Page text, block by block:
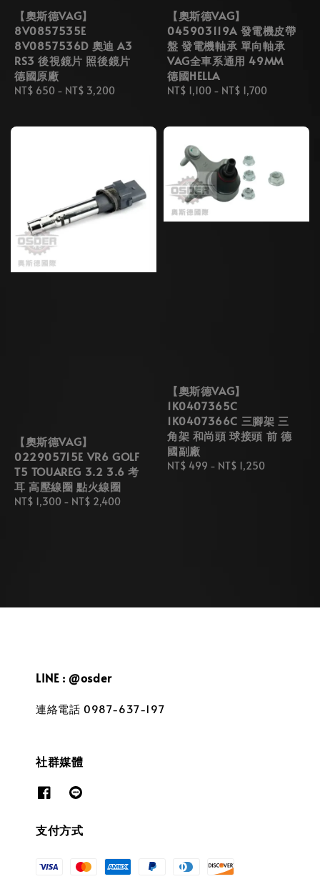
【奧斯德VAG】
8V0857535E
8V0857536D 奧迪 A3
RS3 後視鏡片 照後鏡片
德國原廠
Regular
NT$ 650 - NT$ 3,200
【奧斯德VAG】
045903119A 發電機皮帶
盤 發電機軸承 單向軸承
VAG全車系通用 49MM
德國HELLA
Regular
NT$ 1,100 - NT$ 1,700
【奧斯德VAG】
022905715E VR6 GOLF
T5 TOUAREG 3.2 3.6 考
耳 高壓線圈 點火線圈
Regular
NT$ 1,300 - NT$ 2,400
【奧斯德VAG】
1K0407365C
1K0407366C 三腳架 三
角架 和尚頭 球接頭 前 德
國副廠
Regular
NT$ 499 - NT$ 1,250
LINE : @osder
連絡電話 0987-637-197
社群媒體
支付方式